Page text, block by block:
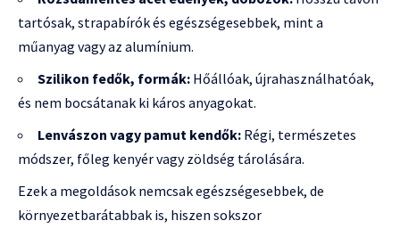
tartósak, strapabírók és egészségesebbek, mint a
műanyag vagy az alumínium.
Szilikon fedők, formák: Hőállóak, újrahasználhatóak,
és nem bocsátanak ki káros anyagokat.
Lenvászon vagy pamut kendők: Régi, természetes
módszer, főleg kenyér vagy zöldség tárolására.
Ezek a megoldások nemcsak egészségesebbek, de
környezetbarátabbak is, hiszen sokszor